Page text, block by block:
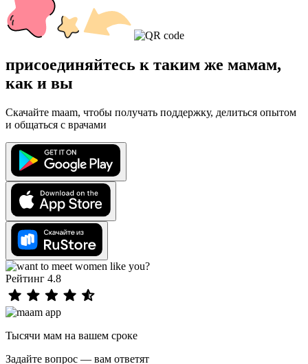
присоединяйтесь к таким же мамам,
как и вы
Скачайте maam, чтобы получать поддержку, делиться опытом
и общаться с врачами
Рейтинг 4.8
Тысячи мам на вашем сроке
Задайте вопрос — вам ответят